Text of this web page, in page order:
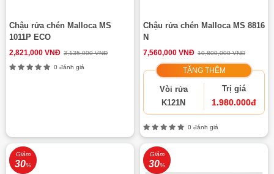
Chậu rửa chén Malloca MS
1011P ECO
2,821,000 VNĐ 3,135,000 VNĐ
0 đánh giá
Chậu rửa chén Malloca MS 8816
N
7,560,000 VNĐ 10,800,000 VNĐ
TẶNG THÊM
Vòi rửa
K121N
Trị giá
1.980.000đ
0 đánh giá
Giảm
30%
Giảm
30%